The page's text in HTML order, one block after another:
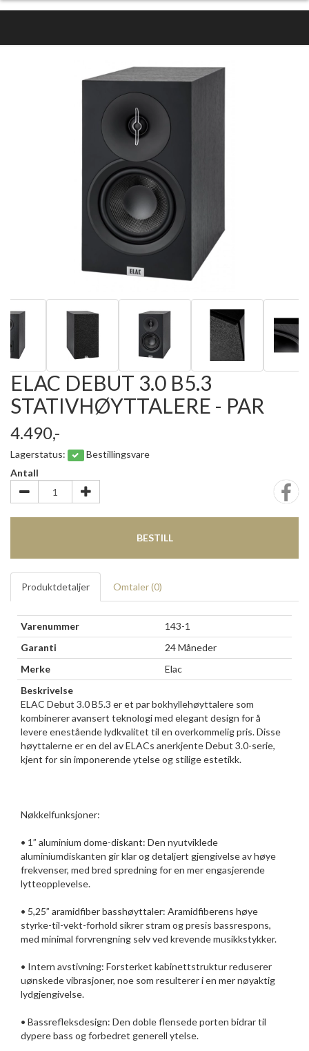
ELAC DEBUT 3.0 B5.3
STATIVHØYTTALERE - PAR
4.490,-
Lagerstatus:
Bestillingsvare
Antall
BESTILL
Produktdetaljer Omtaler (0)
Varenummer
143-1
Garanti
24 Måneder
Merke
Elac
Beskrivelse
ELAC Debut 3.0 B5.3 er et par bokhyllehøyttalere som
kombinerer avansert teknologi med elegant design for å
levere enestående lydkvalitet til en overkommelig pris. Disse
høyttalerne er en del av ELACs anerkjente Debut 3.0-serie,
kjent for sin imponerende ytelse og stilige estetikk.
Nøkkelfunksjoner:
• 1” aluminium dome-diskant: Den nyutviklede
aluminiumdiskanten gir klar og detaljert gjengivelse av høye
frekvenser, med bred spredning for en mer engasjerende
lytteopplevelse.
• 5,25” aramidfiber basshøyttaler: Aramidfiberens høye
styrke-til-vekt-forhold sikrer stram og presis bassrespons,
med minimal forvrengning selv ved krevende musikkstykker.
• Intern avstivning: Forsterket kabinettstruktur reduserer
uønskede vibrasjoner, noe som resulterer i en mer nøyaktig
lydgjengivelse.
• Bassrefleksdesign: Den doble flensede porten bidrar til
dypere bass og forbedret generell ytelse.